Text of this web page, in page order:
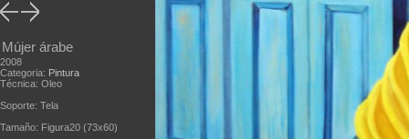
Mújer árabe
2008
Categoria: Pintura
Técnica: Oleo
Soporte: Tela
Tamaño: Figura20 (73x60)